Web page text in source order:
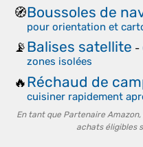
🧭Boussoles de
pour orientation et
📡Balises satellite -
zones isolées
🔥Réchaud de
cuisiner rapidement
En tant que Partenaire
achats éligibles